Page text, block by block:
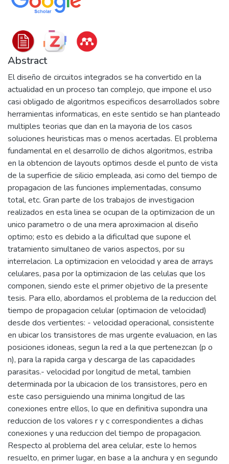
Abstract
El diseño de circuitos integrados se ha convertido en la
actualidad en un proceso tan complejo, que impone el uso
casi obligado de algoritmos especificos desarrollados sobre
herramientas informaticas, en este sentido se han planteado
multiples teorias que dan en la mayoria de los casos
soluciones heuristicas mas o menos acertadas. El problema
fundamental en el desarrollo de dichos algoritmos, estriba
en la obtencion de layouts optimos desde el punto de vista
de la superficie de silicio empleada, asi como del tiempo de
propagacion de las funciones implementadas, consumo
total, etc. Gran parte de los trabajos de investigacion
realizados en esta linea se ocupan de la optimizacion de un
unico parametro o de una mera aproximacion al diseño
optimo; esto es debido a la dificultad que supone el
tratamiento simultaneo de varios aspectos, por su
interrelacion. La optimizacion en velocidad y area de arrays
celulares, pasa por la optimizacion de las celulas que los
componen, siendo este el primer objetivo de la presente
tesis. Para ello, abordamos el problema de la reduccion del
tiempo de propagacion celular (optimacion de velocidad)
desde dos vertientes: - velocidad operacional, consistente
en ubicar los transistores de mas urgente evaluacion, en las
posiciones idoneas, segun la red a la que pertenezcan (p o
n), para la rapida carga y descarga de las capacidades
parasitas.- velocidad por longitud de metal, tambien
determinada por la ubicacion de los transistores, pero en
este caso persiguiendo una minima longitud de las
conexiones entre ellos, lo que en definitiva supondra una
reduccion de los valores r y c correspondientes a dichas
conexiones y una reduccion del tiempo de propagacion.
Respecto al problema del area celular, este lo hemos
resuelto, en primer lugar, en base a la anchura y en segundo